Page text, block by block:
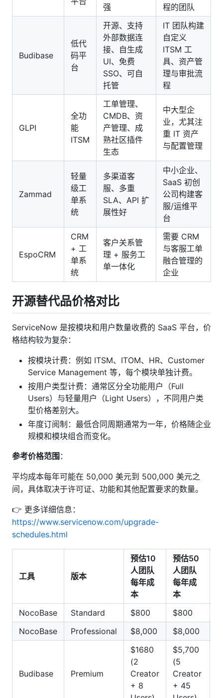
强
程的团队
Budibase
低代
码平
台
开源、支持
外部数据连
接、自生成
UI、免费
SSO、可自
托管
IT 团队构建
自定义
ITSM 工
具、资产管
理与审批流
程
GLPI
全功
能
ITSM
工单管理、
CMDB、资
产管理、成
熟社区插件
生态
中大型企
业，尤其注
重 IT 资产
与配置管理
Zammad
轻量
级工
单系
统
多渠道客
服、多重
SLA、API 扩
展性好
中小企业、
SaaS 初创
公司构建客
服/运维平
台
EspoCRM
CRM
+ 工
单系
统
客户关系管
理 + 服务工
单一体化
需要 CRM
与客服工单
融合管理的
企业
开源替代品价格对比
ServiceNow 是按模块和用户数量收费的 SaaS 平台，价
格结构较为复杂：
按模块计费：例如 ITSM、ITOM、HR、Customer
Service Management 等，每个模块单独计费。
按用户类型计费：通常区分全功能用户（Full
Users）与轻量用户（Light Users），不同用户类
型价格差别大。
年度订阅制：最低合同周期通常为一年，价格随企业
规模和模块组合而变化。
参考价格范围：
平均成本每年可能在 50,000 美元到 500,000 美元之
间，具体取决于许可证、功能和其他配置要求的数量。
👉 更多详细信息：
https://www.servicenow.com/upgrade-
schedules.html
工具 版本
预估10
人团队
每年成
本
预估50
人团队
每年成
本
NocoBase Standard $800 $800
NocoBase
Professional $8,000 $8,000
Budibase Premium
$1680
(2
Creator
+ 8
$5,700
(5
Creator
+ 45